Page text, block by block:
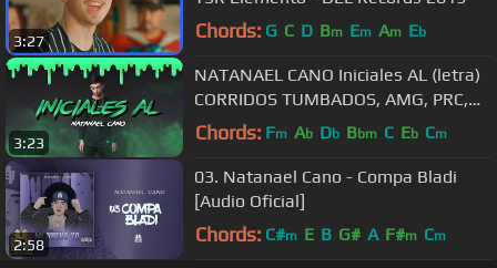
3:27 Chords: G C D Bm Em Am Eb
3:23
NATANAEL CANO Iniciales AL (letra)
CORRIDOS TUMBADOS, AMG, PRC,
NATA, NATAKON
Chords: Fm Ab Db Bbm C Eb Cm
2:58
03. Natanael Cano - Compa Bladi
[Audio Oficial]
Chords: C#m E B G# A F#m Cm